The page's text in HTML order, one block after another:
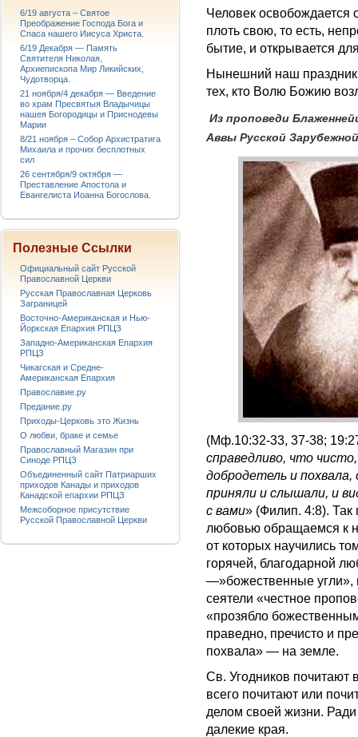
Человек освобождается
плоть свою, то есть,
бытие, и открывается
Нынешний наш праздник
тех, кто Волю Божию
Из проповеди
Аввы Русской
(Мф.10:32-33, 37-38;
справедливо, что
добродетель и
приняли и слышали, и
с вами» (Филип. 4:8). Так
любовью обращаемся к
от которых научились
горячей, благодарной
—»божественные
сеятели «честное
«прозябло
праведно, пречисто и
похвала» — на земле.
Св. Угодников почитают
всего почитают или
делом своей жизни.
далекие края.
6/19 августа – Святое
Преображение Господа Бога и
Спаса нашего Иисуса Христа.
6/19 Декабря — Память
Святителя Николая,
Архиепископа Мир Ликийских,
Чудотворца.
21 ноября/4 декабря — Введение
во храм Пресвятыя Владычицы
нашея Богородицы и Приснодевы
Марии
8/21 ноября – Собор Архистратига
Михаила и прочих бесплотных
сил
26 сентября/9 октября —
Преставление Апостола и
Евангелиста Иоанна Богослова.
Полезные Ссылки
Официальный сайт Русской
Православной Церкви
Русская Православная Церковь
Заграницей
Восточно-Американская и Нью-
Йоркская Епархия РПЦЗ
Западно-Американская Епархия
РПЦЗ
Чикагская и Средне-
Американская Епархия
Православие.ру
Предание.ру
Приходы-Церковь это Жизнь
О любви, браке и семье
Православный Магазин при
Синоде РПЦЗ
Объединенный сайт Патриарших
приходов Канады и приходов
Канадской епархии РПЦЗ
Межсоборное присутствие
Русской Православной Церкви